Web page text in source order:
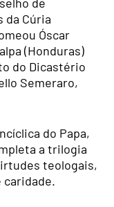
da Cúria
Óscar
(Honduras)
do Dicastério
Semeraro,
do Papa,
a trilogia
teologais,
caridade.